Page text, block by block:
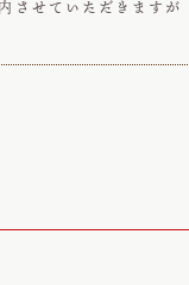
させていただきますが